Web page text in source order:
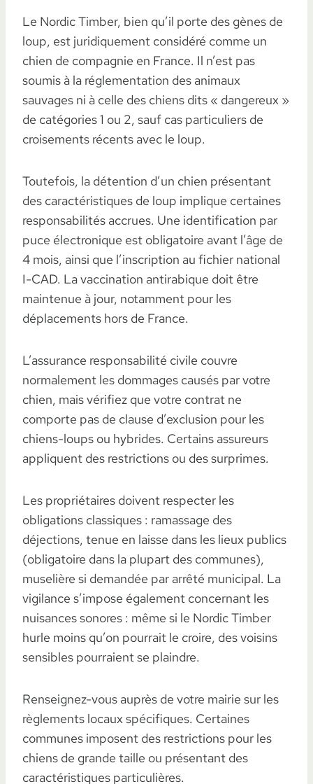
Le Nordic Timber, bien qu’il porte des gènes de
loup, est juridiquement considéré comme un
chien de compagnie en France. Il n’est pas
soumis à la réglementation des animaux
sauvages ni à celle des chiens dits « dangereux »
de catégories 1 ou 2, sauf cas particuliers de
croisements récents avec le loup.
Toutefois, la détention d’un chien présentant
des caractéristiques de loup implique certaines
responsabilités accrues. Une identification par
puce électronique est obligatoire avant l’âge de
4 mois, ainsi que l’inscription au fichier national
I-CAD. La vaccination antirabique doit être
maintenue à jour, notamment pour les
déplacements hors de France.
L’assurance responsabilité civile couvre
normalement les dommages causés par votre
chien, mais vérifiez que votre contrat ne
comporte pas de clause d’exclusion pour les
chiens-loups ou hybrides. Certains assureurs
appliquent des restrictions ou des surprimes.
Les propriétaires doivent respecter les
obligations classiques : ramassage des
déjections, tenue en laisse dans les lieux publics
(obligatoire dans la plupart des communes),
muselière si demandée par arrêté municipal. La
vigilance s’impose également concernant les
nuisances sonores : même si le Nordic Timber
hurle moins qu’on pourrait le croire, des voisins
sensibles pourraient se plaindre.
Renseignez-vous auprès de votre mairie sur les
règlements locaux spécifiques. Certaines
communes imposent des restrictions pour les
chiens de grande taille ou présentant des
caractéristiques particulières.